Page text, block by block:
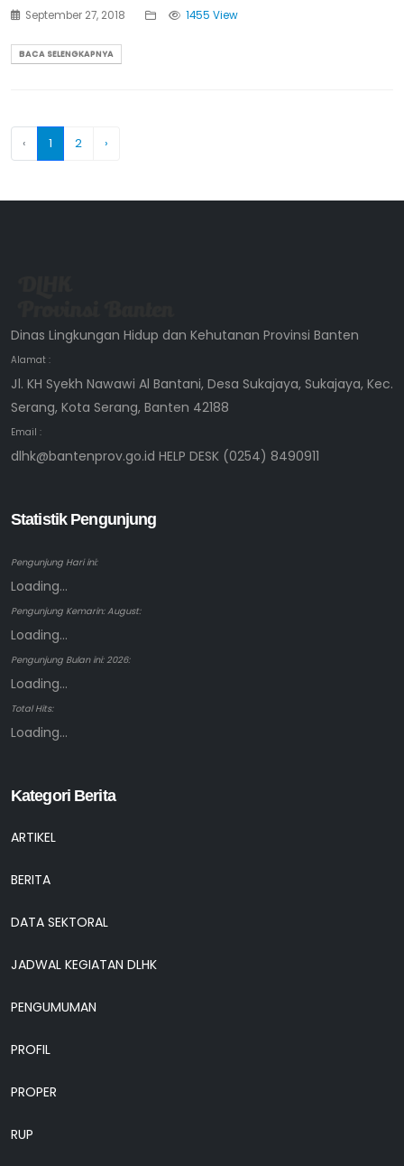
September 27, 2018 1455 View
BACA SELENGKAPNYA
‹ 1 2 ›
Dinas Lingkungan Hidup dan Kehutanan Provinsi Banten
Alamat :
Jl. KH Syekh Nawawi Al Bantani, Desa Sukajaya, Sukajaya, Kec.
Serang, Kota Serang, Banten 42188
Email :
dlhk@bantenprov.go.id HELP DESK (0254) 8490911
Statistik Pengunjung
Pengunjung Hari ini:
Loading...
Pengunjung Kemarin: August:
Loading...
Pengunjung Bulan ini: 2026:
Loading...
Total Hits:
Loading...
Kategori Berita
ARTIKEL
BERITA
DATA SEKTORAL
JADWAL KEGIATAN DLHK
PENGUMUMAN
PROFIL
PROPER
RUP